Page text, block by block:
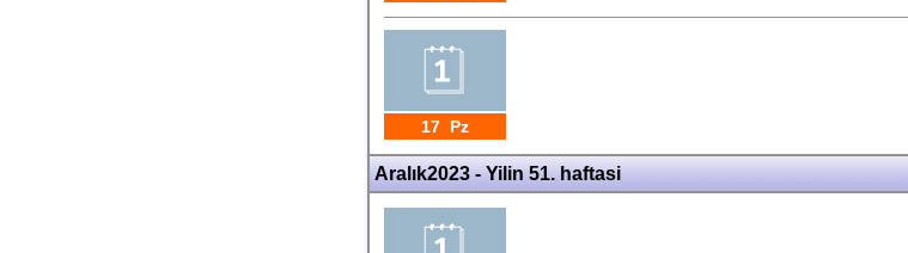
17 Pz
Aralık2023 - Yilin 51. haftasi